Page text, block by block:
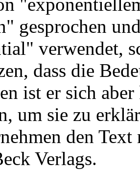
gesprochen
verwendet,
dass die
ist er sich
um sie zu
den
Verlags.